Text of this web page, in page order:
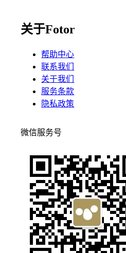
关于Fotor
帮助中心
联系我们
关于我们
服务条款
隐私政策
微信服务号